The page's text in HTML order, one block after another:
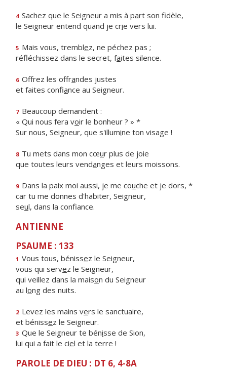
4 Sachez que le Seigneur a mis à part son fidèle,
le Seigneur entend quand je crie vers lui.
5 Mais vous, tremblez, ne péchez pas ;
réfléchissez dans le secret, faites silence.
6 Offrez les offrandes justes
et faites confiance au Seigneur.
7 Beaucoup demandent :
« Qui nous fera voir le bonheur ? » *
Sur nous, Seigneur, que s'illumine ton visage !
8 Tu mets dans mon cœur plus de joie
que toutes leurs vendanges et leurs moissons.
9 Dans la paix moi aussi, je me couche et je dors, *
car tu me donnes d'habiter, Seigneur,
seul, dans la confiance.
ANTIENNE
PSAUME : 133
1 Vous tous, bénissez le Seigneur,
vous qui servez le Seigneur,
qui veillez dans la maison du Seigneur
au long des nuits.
2 Levez les mains vers le sanctuaire,
et bénissez le Seigneur.
3 Que le Seigneur te bénisse de Sion,
lui qui a fait le ciel et la terre !
PAROLE DE DIEU : DT 6, 4-8A